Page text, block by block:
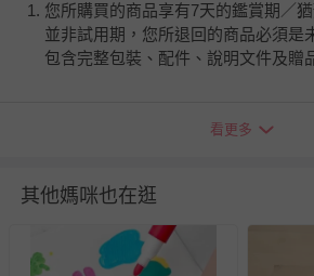
您所購買的商品享有7天的鑑賞期／
並非試用期，您所退回的商品必須是
包含完整包裝、配件、說明文件及贈
瑕疵退換貨所產生的運費，將由媽咪
並點選『我要退貨』即可進行申請。
至媽咪愛LINE@客服ID: @mamilove
與服務，謝謝。
看更多
其他媽咪也在逛